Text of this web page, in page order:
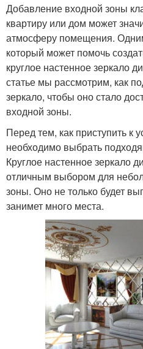
Добавление входной зоны
квартиру или дом может
атмосферу помещения.
который может помочь
круглое настенное зеркало
статье мы рассмотрим, как
зеркало, чтобы оно стало
входной зоны.
Перед тем, как приступить к
необходимо выбрать
Круглое настенное зеркало
отличным выбором для
зоны. Оно не только будет
занимет много места.